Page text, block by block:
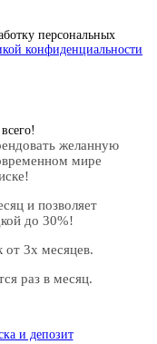
персональных
конфиденциальности
желанную
мире
и позволяет
до 30%!
от 3х месяцев.
раз в месяц.
и депозит